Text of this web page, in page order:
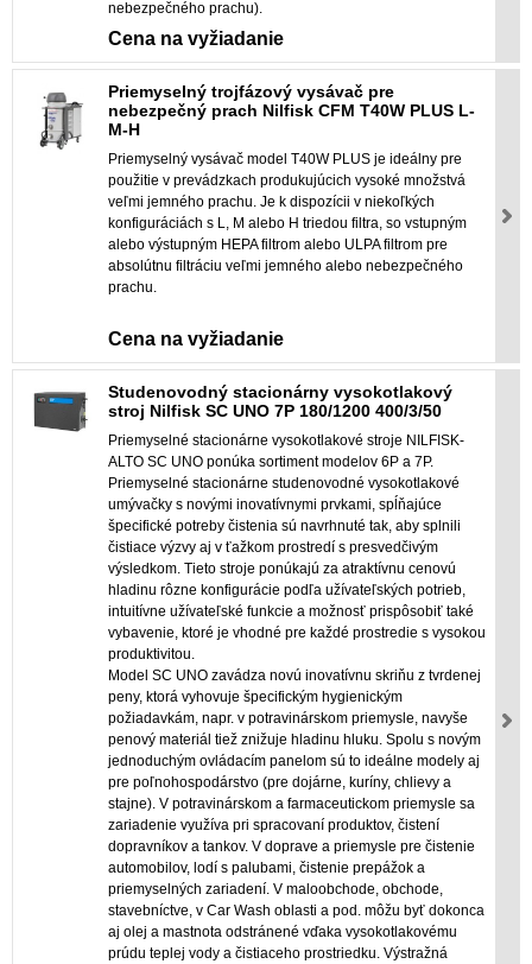
nebezpečného prachu).
Cena na vyžiadanie
Priemyselný trojfázový vysávač pre
nebezpečný prach Nilfisk CFM T40W PLUS L-
M-H
Priemyselný vysávač model T40W PLUS je ideálny pre
použitie v prevádzkach produkujúcich vysoké množstvá
veľmi jemného prachu. Je k dispozícii v niekoľkých
konfiguráciách s L, M alebo H triedou filtra, so vstupným
alebo výstupným HEPA filtrom alebo ULPA filtrom pre
absolútnu filtráciu veľmi jemného alebo nebezpečného
prachu.
Cena na vyžiadanie
Studenovodný stacionárny vysokotlakový
stroj Nilfisk SC UNO 7P 180/1200 400/3/50
Priemyselné stacionárne vysokotlakové stroje NILFISK-
ALTO SC UNO ponúka sortiment modelov 6P a 7P.
Priemyselné stacionárne studenovodné vysokotlakové
umývačky s novými inovatívnymi prvkami, spĺňajúce
špecifické potreby čistenia sú navrhnuté tak, aby splnili
čistiace výzvy aj v ťažkom prostredí s presvedčivým
výsledkom. Tieto stroje ponúkajú za atraktívnu cenovú
hladinu rôzne konfigurácie podľa užívateľských potrieb,
intuitívne užívateľské funkcie a možnosť prispôsobiť také
vybavenie, ktoré je vhodné pre každé prostredie s vysokou
produktivitou.
Model SC UNO zavádza novú inovatívnu skriňu z tvrdenej
peny, ktorá vyhovuje špecifickým hygienickým
požiadavkám, napr. v potravinárskom priemysle, navyše
penový materiál tiež znižuje hladinu hluku. Spolu s novým
jednoduchým ovládacím panelom sú to ideálne modely aj
pre poľnohospodárstvo (pre dojárne, kuríny, chlievy a
stajne). V potravinárskom a farmaceutickom priemysle sa
zariadenie využíva pri spracovaní produktov, čistení
dopravníkov a tankov. V doprave a priemysle pre čistenie
automobilov, lodí s palubami, čistenie prepážok a
priemyselných zariadení. V maloobchode, obchode,
stavebníctve, v Car Wash oblasti a pod. môžu byť dokonca
aj olej a mastnota odstránené vďaka vysokotlakovému
prúdu teplej vody a čistiaceho prostriedku. Výstražná